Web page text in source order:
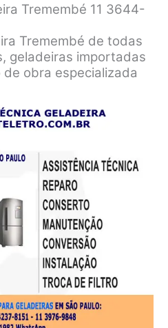
Tremembé 11 3644-
Tremembé de todas
geladeiras importadas
obra especializada